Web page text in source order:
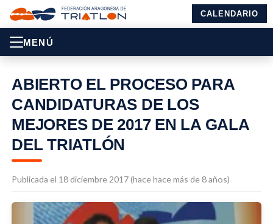
CALENDARIO
MENÚ
ABIERTO EL PROCESO PARA
CANDIDATURAS DE LOS
MEJORES DE 2017 EN LA GALA
DEL TRIATLÓN
Publicada el 18 diciembre 2017 (hace hace más de 8 años)